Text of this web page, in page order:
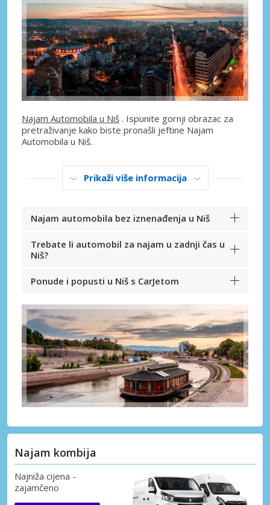
Najam Automobila u Niš . Ispunite gornji obrazac za
pretraživanje kako biste pronašli jeftine Najam
Automobila u Niš.
Prikaži više informacija
Najam automobila bez iznenađenja u Niš
Trebate li automobil za najam u zadnji čas u
Niš?
Ponude i popusti u Niš s CarJetom
Najam kombija
Najniža cijena -
zajamčeno